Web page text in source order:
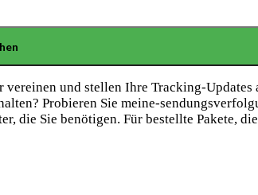
und stellen Ihre Tracking-Updates
Probieren Sie meine-
die Sie benötigen. Für bestellte Pakete,